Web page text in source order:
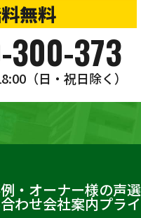
無料
300-373
（日・祝日除く）
・オーナー様の声
わせ会社案内プラ